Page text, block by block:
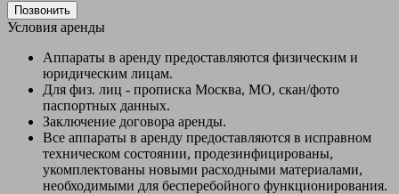
Позвонить
Условия аренды
Аппараты в аренду предоставляются физическим и
юридическим лицам.
Для физ. лиц - прописка Москва, МО, скан/фото
паспортных данных.
Заключение договора аренды.
Все аппараты в аренду предоставляются в исправном
техническом состоянии, продезинфицированы,
укомплектованы новыми расходными материалами,
необходимыми для бесперебойного функционирования.